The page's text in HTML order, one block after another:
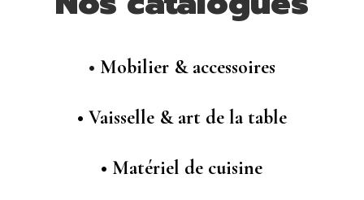
• Mobilier & accessoires
• Vaisselle & art de la table
• Matériel de cuisine